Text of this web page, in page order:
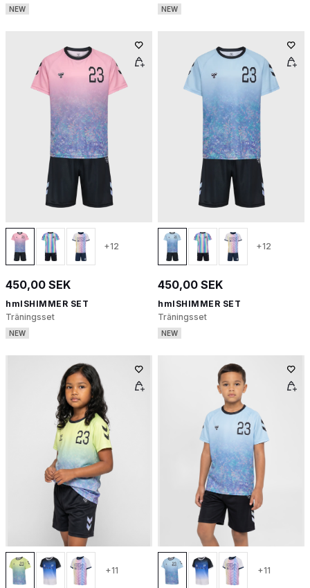
NEW NEW
+12
450,00 SEK
hmlSHIMMER SET
Träningsset
NEW
+12
450,00 SEK
hmlSHIMMER SET
Träningsset
NEW
+11 +11